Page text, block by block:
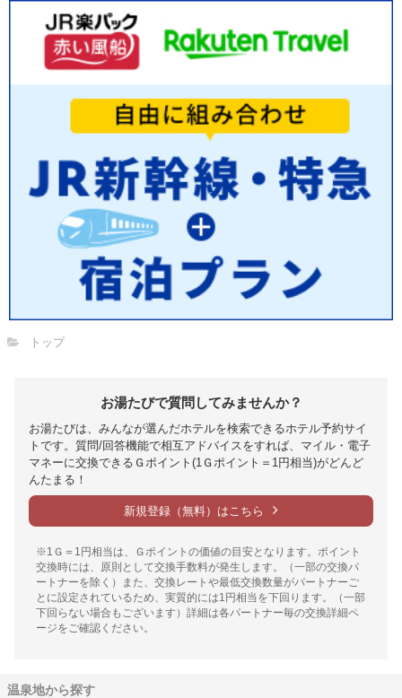
トップ
お湯たびで質問してみませんか？
お湯たびは、みんなが選んだホテルを検索できるホテル予約サイ
トです。質問/回答機能で相互アドバイスをすれば、マイル・電子
マネーに交換できるＧポイント(1Ｇポイント＝1円相当)がどんど
んたまる！
新規登録（無料）はこちら
※1Ｇ＝1円相当は、Ｇポイントの価値の目安となります。ポイント
交換時には、原則として交換手数料が発生します。（一部の交換パ
ートナーを除く）また、交換レートや最低交換数量がパートナーご
とに設定されているため、実質的には1円相当を下回ります。（一部
下回らない場合もございます）詳細は各パートナー毎の交換詳細ペ
ージをご確認ください。
温泉地から探す